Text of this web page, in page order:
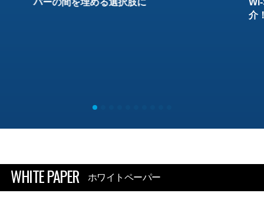
バーの間を埋める選択肢に
介
WHITE PAPER ホワイトペーパー